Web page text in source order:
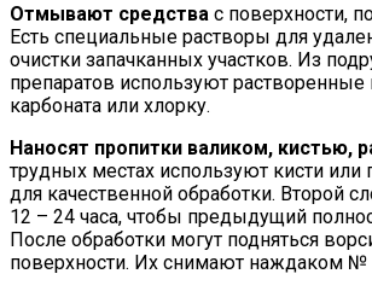
Отмывают средства с поверхности,
Есть специальные растворы для
очистки запачканных участков. Из
препаратов используют растворенные
карбоната или хлорку.
Наносят пропитки валиком, кистью,
трудных местах используют кисти или
для качественной обработки. Второй
12 – 24 часа, чтобы предыдущий
После обработки могут подняться
поверхности. Их снимают наждаком №